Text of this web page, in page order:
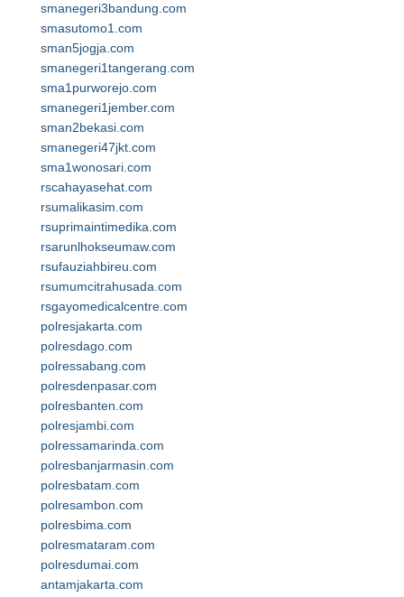
smanegeri3bandung.com
smasutomo1.com
sman5jogja.com
smanegeri1tangerang.com
sma1purworejo.com
smanegeri1jember.com
sman2bekasi.com
smanegeri47jkt.com
sma1wonosari.com
rscahayasehat.com
rsumalikasim.com
rsuprimaintimedika.com
rsarunlhokseumaw.com
rsufauziahbireu.com
rsumumcitrahusada.com
rsgayomedicalcentre.com
polresjakarta.com
polresdago.com
polressabang.com
polresdenpasar.com
polresbanten.com
polresjambi.com
polressamarinda.com
polresbanjarmasin.com
polresbatam.com
polresambon.com
polresbima.com
polresmataram.com
polresdumai.com
antamjakarta.com